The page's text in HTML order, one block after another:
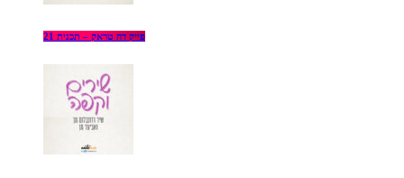
פייק דה טראק – תכנית 21